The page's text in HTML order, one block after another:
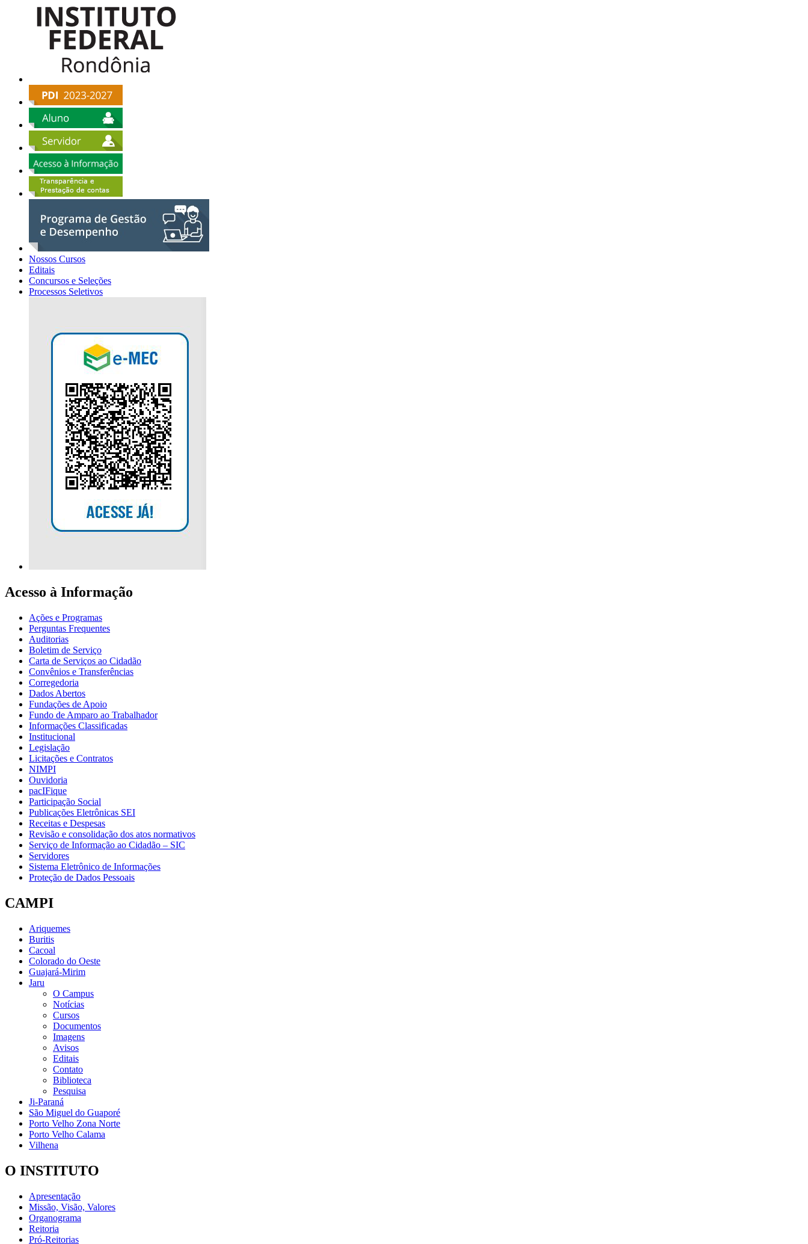
Nossos Cursos
Editais
Concursos e Seleções
Processos Seletivos
Acesso à Informação
Ações e Programas
Perguntas Frequentes
Auditorias
Boletim de Serviço
Carta de Serviços ao Cidadão
Convênios e Transferências
Corregedoria
Dados Abertos
Fundações de Apoio
Fundo de Amparo ao Trabalhador
Informações Classificadas
Institucional
Legislação
Licitações e Contratos
NIMPI
Ouvidoria
pacIFique
Participação Social
Publicações Eletrônicas SEI
Receitas e Despesas
Revisão e consolidação dos atos normativos
Serviço de Informação ao Cidadão – SIC
Servidores
Sistema Eletrônico de Informações
Proteção de Dados Pessoais
CAMPI
Ariquemes
Buritis
Cacoal
Colorado do Oeste
Guajará-Mirim
Jaru
O Campus
Notícias
Cursos
Documentos
Imagens
Avisos
Editais
Contato
Biblioteca
Pesquisa
Ji-Paraná
São Miguel do Guaporé
Porto Velho Zona Norte
Porto Velho Calama
Vilhena
O INSTITUTO
Apresentação
Missão, Visão, Valores
Organograma
Reitoria
Pró-Reitorias